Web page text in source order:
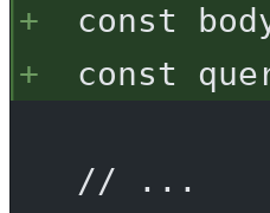
const
const
// ...